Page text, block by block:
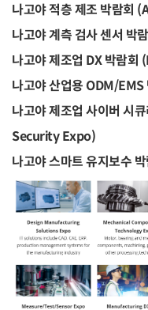
나고야 적층 제조 박람
나고야 계측 검사 센서
나고야 제조업 DX 박람
나고야 산업용 ODM/
나고야 제조업 사이버 시
Security Expo)
나고야 스마트 유지보수